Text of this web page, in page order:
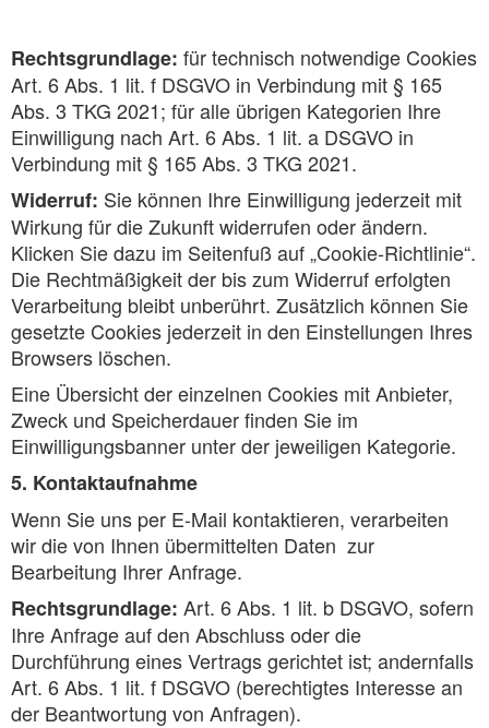
Rechtsgrundlage: für technisch notwendige Cookies
Art. 6 Abs. 1 lit. f DSGVO in Verbindung mit § 165
Abs. 3 TKG 2021; für alle übrigen Kategorien Ihre
Einwilligung nach Art. 6 Abs. 1 lit. a DSGVO in
Verbindung mit § 165 Abs. 3 TKG 2021.
Widerruf: Sie können Ihre Einwilligung jederzeit mit
Wirkung für die Zukunft widerrufen oder ändern.
Klicken Sie dazu im Seitenfuß auf „Cookie-Richtlinie“.
Die Rechtmäßigkeit der bis zum Widerruf erfolgten
Verarbeitung bleibt unberührt. Zusätzlich können Sie
gesetzte Cookies jederzeit in den Einstellungen Ihres
Browsers löschen.
Eine Übersicht der einzelnen Cookies mit Anbieter,
Zweck und Speicherdauer finden Sie im
Einwilligungsbanner unter der jeweiligen Kategorie.
5. Kontaktaufnahme
Wenn Sie uns per E-Mail kontaktieren, verarbeiten
wir die von Ihnen übermittelten Daten zur
Bearbeitung Ihrer Anfrage.
Rechtsgrundlage: Art. 6 Abs. 1 lit. b DSGVO, sofern
Ihre Anfrage auf den Abschluss oder die
Durchführung eines Vertrags gerichtet ist; andernfalls
Art. 6 Abs. 1 lit. f DSGVO (berechtigtes Interesse an
der Beantwortung von Anfragen).